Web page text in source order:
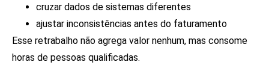
cruzar dados de sistemas diferentes
ajustar inconsistências antes do faturamento
Esse retrabalho não agrega valor nenhum, mas consome
horas de pessoas qualificadas.